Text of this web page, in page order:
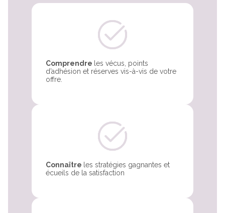
Comprendre les vécus, points
d’adhésion et réserves vis-à-vis de votre
offre.
Connaître les stratégies gagnantes et
écueils de la satisfaction